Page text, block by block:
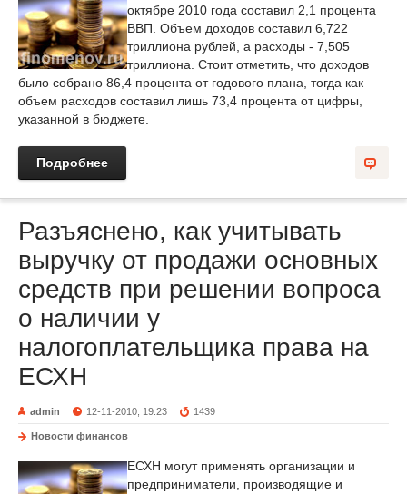
октябре 2010 года составил 2,1 процента
ВВП. Объем доходов составил 6,722
триллиона рублей, а расходы - 7,505
триллиона. Стоит отметить, что доходов
было собрано 86,4 процента от годового плана, тогда как
объем расходов составил лишь 73,4 процента от цифры,
указанной в бюджете.
Подробнее
Разъяснено, как учитывать
выручку от продажи основных
средств при решении вопроса
о наличии у
налогоплательщика права на
ЕСХН
admin 12-11-2010, 19:23 1439
Новости финансов
ЕСХН могут применять организации и
предприниматели, производящие и